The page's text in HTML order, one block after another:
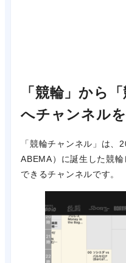
「競輪」から
へチャンネル
「競輪チャンネル」は、
ABEMA）に誕生した競
できるチャンネルです。